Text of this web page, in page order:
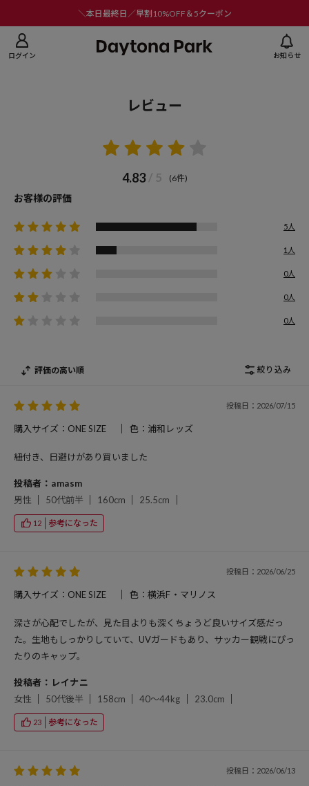
＼本日最終日／早割10%OFF＆5クーポン
ログイン お知らせ
レビュー
4.83 / 5 (6件)
お客様の評価
5人
1人
0人
0人
0人
評価の高い順 絞り込み
投稿日：2026/07/15
購入サイズ：ONE SIZE 色：浦和レッズ
紐付き、日避けがあり買いました
投稿者：amasm
男性
50代前半 160cm 25.5cm
12 参考になった
投稿日：2026/06/25
購入サイズ：ONE SIZE 色：横浜F・マリノス
深さが心配でしたが、見た目よりも深くちょうど良いサイズ感だっ
た。生地もしっかりしていて、UVガードもあり、サッカー観戦にぴっ
たりのキャップ。
投稿者：レイナニ
女性
50代後半 158cm 40～44kg 23.0cm
23 参考になった
投稿日：2026/06/13